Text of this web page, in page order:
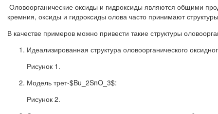
Оловоорганические оксиды и гидроксиды являются общими
кремния, оксиды и гидроксиды олова часто принимают
В качестве примеров можно привести такие структуры
Идеализированная структура оловоорганического
Рисунок 1.
Модель трет-$Bu_2SnO_3$:
Рисунок 2.